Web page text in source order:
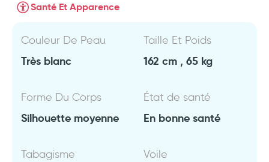
Santé Et Apparence
Couleur De Peau
Très blanc
Taille Et Poids
162 cm , 65 kg
Forme Du Corps
Silhouette moyenne
État de santé
En bonne santé
Tabagisme Voile